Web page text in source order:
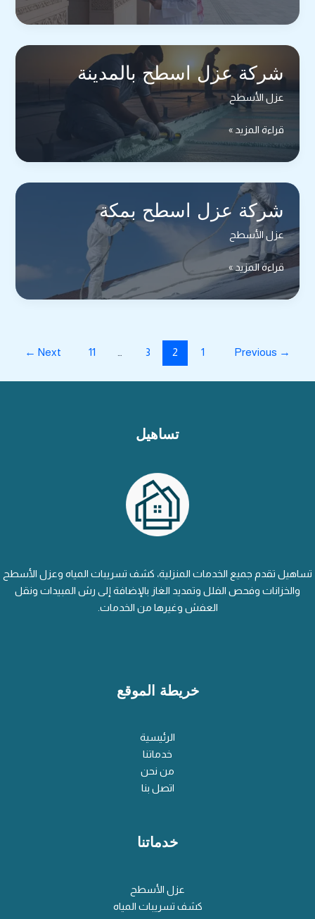
فلل
ومباني
شركة عزل اسطح بالمدينة
عزل الأسطح
شركة
عزل
اسطح
بالمدينة
قراءة المزيد »
شركة عزل اسطح بمكة
عزل الأسطح
شركة
اسطح
قراءة المزيد »
→
1
2
3
11
Next
←
تساهيل
تساهيل تقدم جميع الخدمات المنزلية، كشف تسريبات المياه وعزل الأسطح
والخزانات وفحص الفلل وتمديد الغاز بالإضافة إلى رش المبيدات ونقل
العفش وغيرها من الخدمات.
خريطة الموقع
الرئيسية
خدماتنا
من نحن
اتصل بنا
خدماتنا
عزل الأسطح
كشف تسريبات المياه